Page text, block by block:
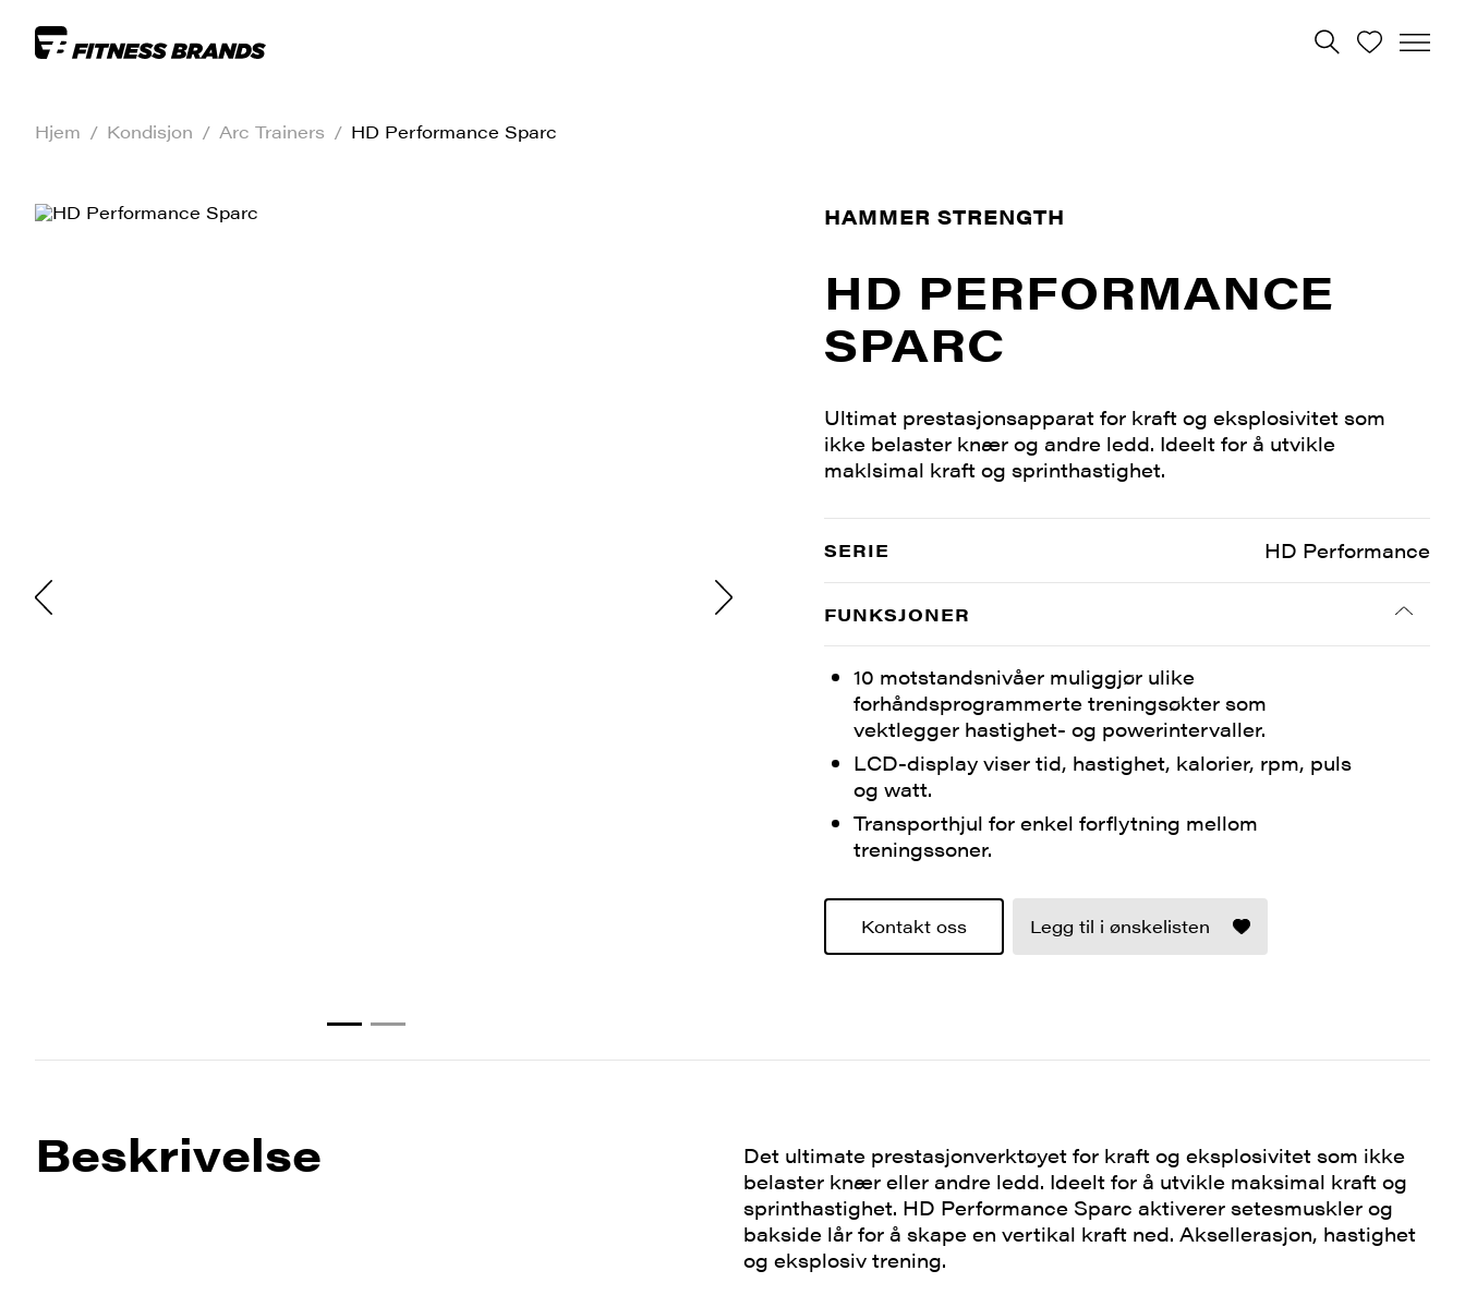
Hjem / Kondisjon / Arc Trainers / HD Performance Sparc
HAMMER STRENGTH
HD PERFORMANCE
SPARC
Ultimat prestasjonsapparat for kraft og eksplosivitet som
ikke belaster knær og andre ledd. Ideelt for å utvikle
maklsimal kraft og sprinthastighet.
SERIE HD Performance
FUNKSJONER
10 motstandsnivåer muliggjør ulike
forhåndsprogrammerte treningsøkter som
vektlegger hastighet- og powerintervaller.
LCD-display viser tid, hastighet, kalorier, rpm, puls
og watt.
Transporthjul for enkel forflytning mellom
treningssoner.
Kontakt oss Legg til i ønskelisten
Beskrivelse
Det ultimate prestasjonverktøyet for kraft og eksplosivitet som ikke
belaster knær eller andre ledd. Ideelt for å utvikle maksimal kraft og
sprinthastighet. HD Performance Sparc aktiverer setesmuskler og
bakside lår for å skape en vertikal kraft ned. Aksellerasjon, hastighet
og eksplosiv trening.